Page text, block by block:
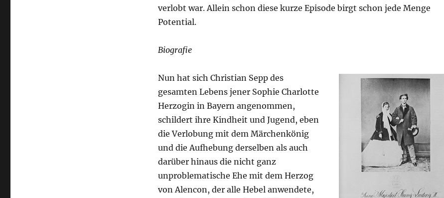
verlobt war. Allein schon diese kurze Episode birgt schon jede Menge
Potential.
Biografie
Nun hat sich Christian Sepp des
gesamten Lebens jener Sophie Charlotte
Herzogin in Bayern angenommen,
schildert ihre Kindheit und Jugend, eben
die Verlobung mit dem Märchenkönig
und die Aufhebung derselben als auch
darüber hinaus die nicht ganz
unproblematische Ehe mit dem Herzog
von Alencon, der alle Hebel anwendete,